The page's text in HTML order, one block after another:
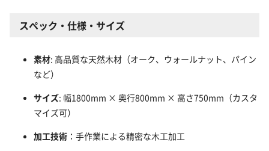
スペック・仕様・サイズ
素材: 高品質な天然木材（オーク、ウォールナット、パイン
など）
サイズ: 幅1800mm × 奥行800mm × 高さ750mm（カスタ
マイズ可）
加工技術 ：手作業による精密な木工加工